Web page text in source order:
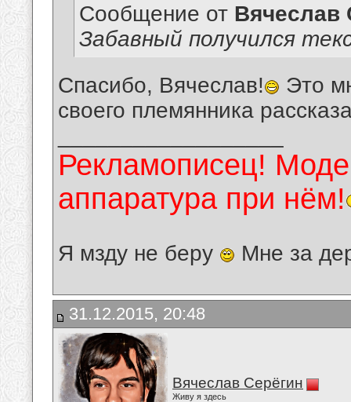
Сообщение от Вячеслав
Забавный получился
Спасибо, Вячеслав!
Это
своего племянника
Рекламописец!
аппаратура при нём!
Я мзду не беру Мне за
31.12.2015, 20:48
Вячеслав Серёгин
Живу я здесь